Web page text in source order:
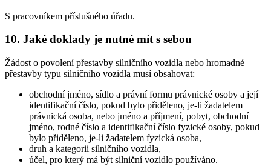
S pracovníkem příslušného úřadu.
10. Jaké doklady je nutné mít s sebou
Žádost o povolení přestavby silničního vozidla nebo hromadné
přestavby typu silničního vozidla musí obsahovat:
obchodní jméno, sídlo a právní formu právnické osoby a její
identifikační číslo, pokud bylo přiděleno, je-li žadatelem
právnická osoba, nebo jméno a příjmení, pobyt, obchodní
jméno, rodné číslo a identifikační číslo fyzické osoby, pokud
bylo přiděleno, je-li žadatelem fyzická osoba,
druh a kategorii silničního vozidla,
účel, pro který má být silniční vozidlo používáno.